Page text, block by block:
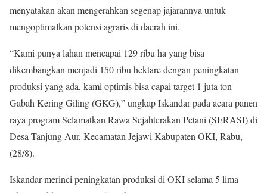
menyatakan akan mengerahkan segenap jajarannya untuk
mengoptimalkan potensi agraris di daerah ini.
“Kami punya lahan mencapai 129 ribu ha yang bisa
dikembangkan menjadi 150 ribu hektare dengan peningkatan
produksi yang ada, kami optimis bisa capai target 1 juta ton
Gabah Kering Giling (GKG),” ungkap Iskandar pada acara panen
raya program Selamatkan Rawa Sejahterakan Petani (SERASI) di
Desa Tanjung Aur, Kecamatan Jejawi Kabupaten OKI, Rabu,
(28/8).
Iskandar merinci peningkatan produksi di OKI selama 5 lima